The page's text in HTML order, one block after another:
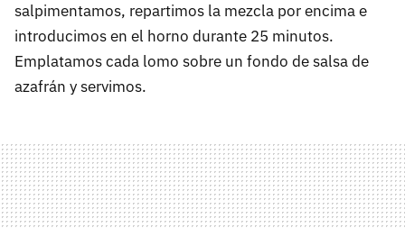
salpimentamos, repartimos la mezcla por encima e
introducimos en el horno durante 25 minutos.
Emplatamos cada lomo sobre un fondo de salsa de
azafrán y servimos.